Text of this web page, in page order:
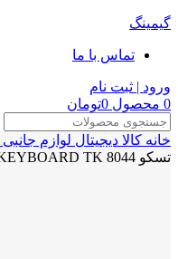
گیمینگ
تماس با ما
ورود | ثبت نام
0 محصول 0تومان
خانه کالا دیجیتال لوازم جانبی
تسکو TSCO KEYBOARD TK 8044